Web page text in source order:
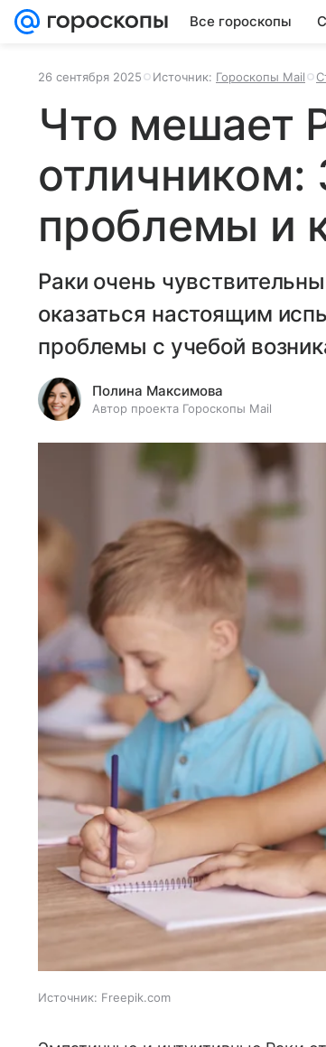
Все гороскопы
26 сентября 2025 Источник: Гороскопы Mail
Что мешает
отличником:
проблемы и
Раки очень
оказаться настоящим
проблемы с учебой
Полина Максимова
Автор проекта Гороскопы Mail
Источник: Freepik.com